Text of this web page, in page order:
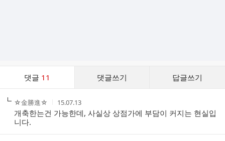
댓글 11 댓글쓰기 답글쓰기
트
작
성
자
☆金勝進☆
작
성
시
15.07.13
개축한는건 가능한데, 사실상 상점가에 부담이 커지는 현실입
니다.